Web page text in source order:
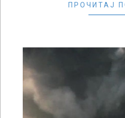
ПРОЧИТАЈ